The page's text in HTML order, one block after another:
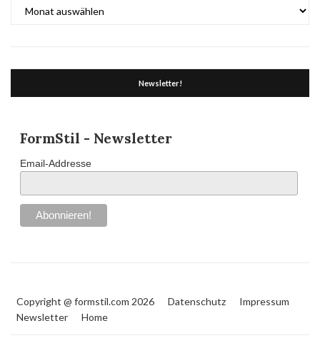
Newsletter!
FormStil - Newsletter
Email-Addresse
Copyright @ formstil.com 2026 Datenschutz
Impressum
Newsletter
Home